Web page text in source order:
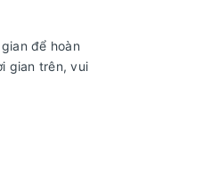
để hoàn
gian trên, vui